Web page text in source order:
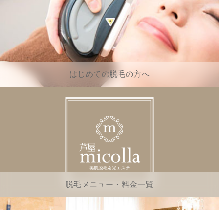
はじめての脱毛の方へ
脱毛メニュー・料金一覧